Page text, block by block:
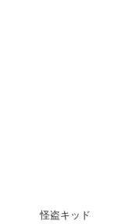
怪盗キッド